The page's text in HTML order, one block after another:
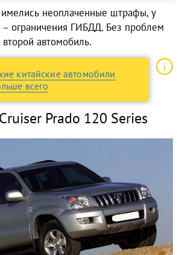
имелись неоплаченные штрафы, у
– ограничения ГИБДД. Без проблем
автомобиль.
китайские автомобили
всего
Prado 120 Series